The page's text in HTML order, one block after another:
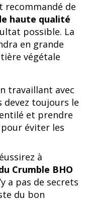
recommandé de
haute qualité
possible. La
en grande
végétale
travaillant avec
devez toujours le
et prendre
éviter les
à
Crumble BHO
a pas de secrets
du bon